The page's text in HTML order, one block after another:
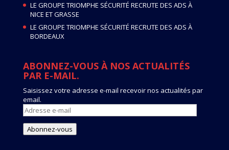
LE GROUPE TRIOMPHE SÉCURITÉ RECRUTE DES ADS À
NICE ET GRASSE
LE GROUPE TRIOMPHE SÉCURITÉ RECRUTE DES ADS À
BORDEAUX
ABONNEZ-VOUS À NOS ACTUALITÉS
PAR E-MAIL.
Saisissez votre adresse e-mail recevoir nos actualités par
email.
Adresse
e-
mail
Abonnez-vous